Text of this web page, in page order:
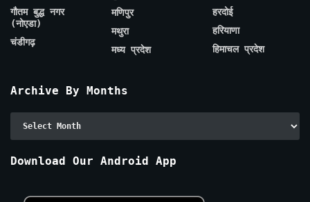
गौतम बुद्ध नगर
(नोएडा)
चंडीगढ़
मणिपुर
मथुरा
मध्य प्रदेश
हरदोई
हरियाणा
हिमाचल प्रदेश
Archive By Months
Download Our Android App